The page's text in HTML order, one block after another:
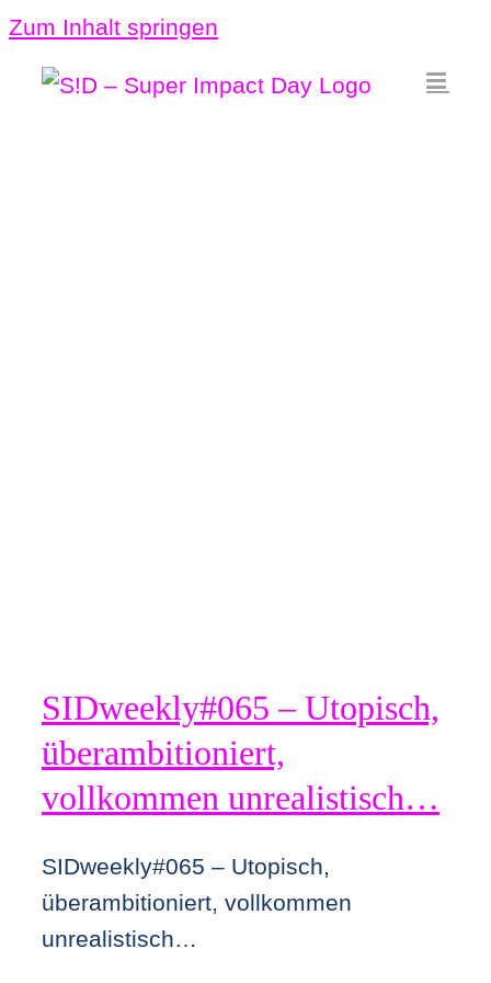
Zum Inhalt springen
SIDweekly#065 – Utopisch,
überambitioniert,
vollkommen unrealistisch…
SIDweekly#065 – Utopisch,
überambitioniert, vollkommen
unrealistisch…